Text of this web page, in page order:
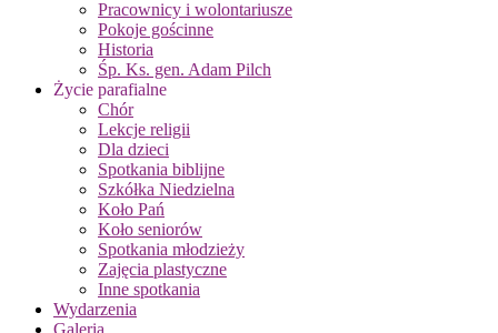
Pracownicy i wolontariusze
Pokoje gościnne
Historia
Śp. Ks. gen. Adam Pilch
Życie parafialne
Chór
Lekcje religii
Dla dzieci
Spotkania biblijne
Szkółka Niedzielna
Koło Pań
Koło seniorów
Spotkania młodzieży
Zajęcia plastyczne
Inne spotkania
Wydarzenia
Galeria